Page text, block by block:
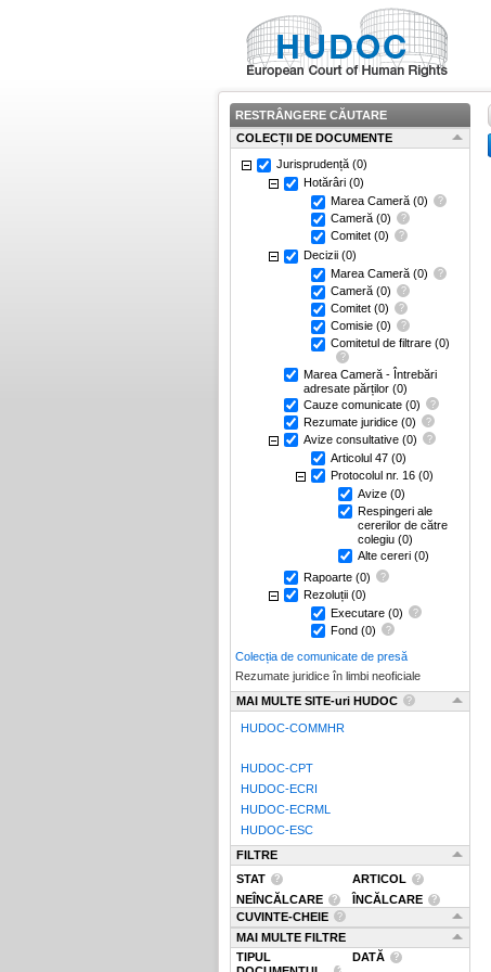
RESTRÂNGERE CĂUTARE
COLECȚII DE DOCUMENTE
Jurisprudență (0)
Hotărâri (0)
Marea Cameră (0)
Cameră (0)
Comitet (0)
Decizii (0)
Marea Cameră (0)
Cameră (0)
Comitet (0)
Comisie (0)
Comitetul de filtrare (0)
Marea Cameră - Întrebări
adresate părților (0)
Cauze comunicate (0)
Rezumate juridice (0)
Avize consultative (0)
Articolul 47 (0)
Protocolul nr. 16 (0)
Avize (0)
Respingeri ale
cererilor de către
colegiu (0)
Alte cereri (0)
Rapoarte (0)
Rezoluții (0)
Executare (0)
Fond (0)
Colecția de comunicate de presă
Rezumate juridice în limbi neoficiale
MAI MULTE SITE-uri HUDOC
HUDOC-COMMHR
HUDOC-CPT
HUDOC-ECRI
HUDOC-ECRML
HUDOC-ESC
FILTRE
STAT
ARTICOL
NEÎNCĂLCARE
ÎNCĂLCARE
CUVINTE-CHEIE
MAI MULTE FILTRE
TIPUL
DATĂ